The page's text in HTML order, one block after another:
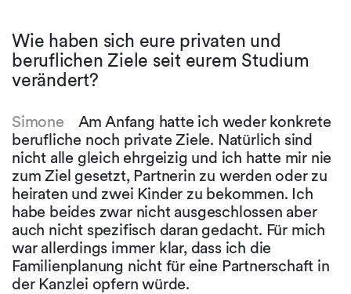
Wie haben sich eure privaten und
beruflichen Ziele seit eurem Studium
verändert?
Simone
Am Anfang hatte ich weder konkrete
berufliche noch private Ziele. Natürlich sind
nicht alle gleich ehrgeizig und ich hatte mir nie
zum Ziel gesetzt, Partnerin zu werden oder zu
heiraten und zwei Kinder zu bekommen. Ich
habe beides zwar nicht ausgeschlossen aber
auch nicht spezifisch daran gedacht. Für mich
war allerdings immer klar, dass ich die
Familienplanung nicht für eine Partnerschaft in
der Kanzlei opfern würde.